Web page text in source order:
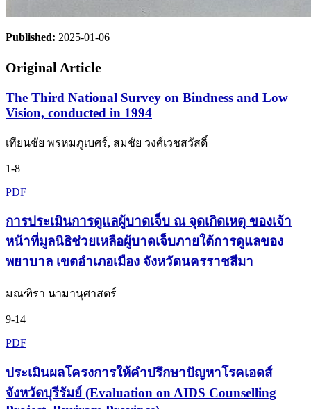
Published: 2025-01-06
Original Article
The Third National Survey on Bindness and Low
Vision, conducted in 1994
เทียนชัย พรหมภูเบศร์, สมชัย วงศ์เวชสวัสดิ์
1-8
PDF
การประเมินการดูแลผู้บาดเจ็บ ณ จุดเกิดเหตุ ของเจ้า
หน้าที่มูลนิธิช่วยเหลือผู้บาดเจ็บภายใต้การดูแลของ
พยาบาล เขตอำเภอเมือง จังหวัดนครราชสีมา
มณฑิรา นามานุศาสตร์
9-14
PDF
ประเมินผลโครงการให้คำปรึกษาปัญหาโรคเอดส์
จังหวัดบุรีรัมย์ (Evaluation on AIDS Counselling